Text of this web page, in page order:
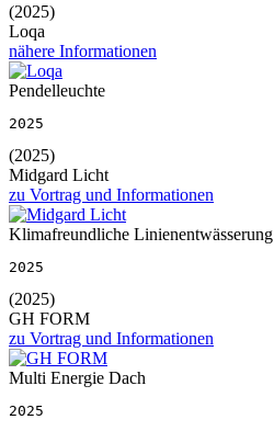
(2025)
Loqa
nähere Informationen
Pendelleuchte
2025
(2025)
Midgard Licht
zu Vortrag und Informationen
Klimafreundliche Linienentwässerung
2025
(2025)
GH FORM
zu Vortrag und Informationen
Multi Energie Dach
2025